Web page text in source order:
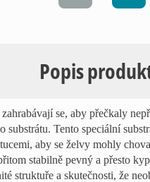
Popis
se, aby přečkaly
substrátu. Tento speciální
aby se želvy mohly
stabilně pevný a přesto
struktuře a skutečnosti, že